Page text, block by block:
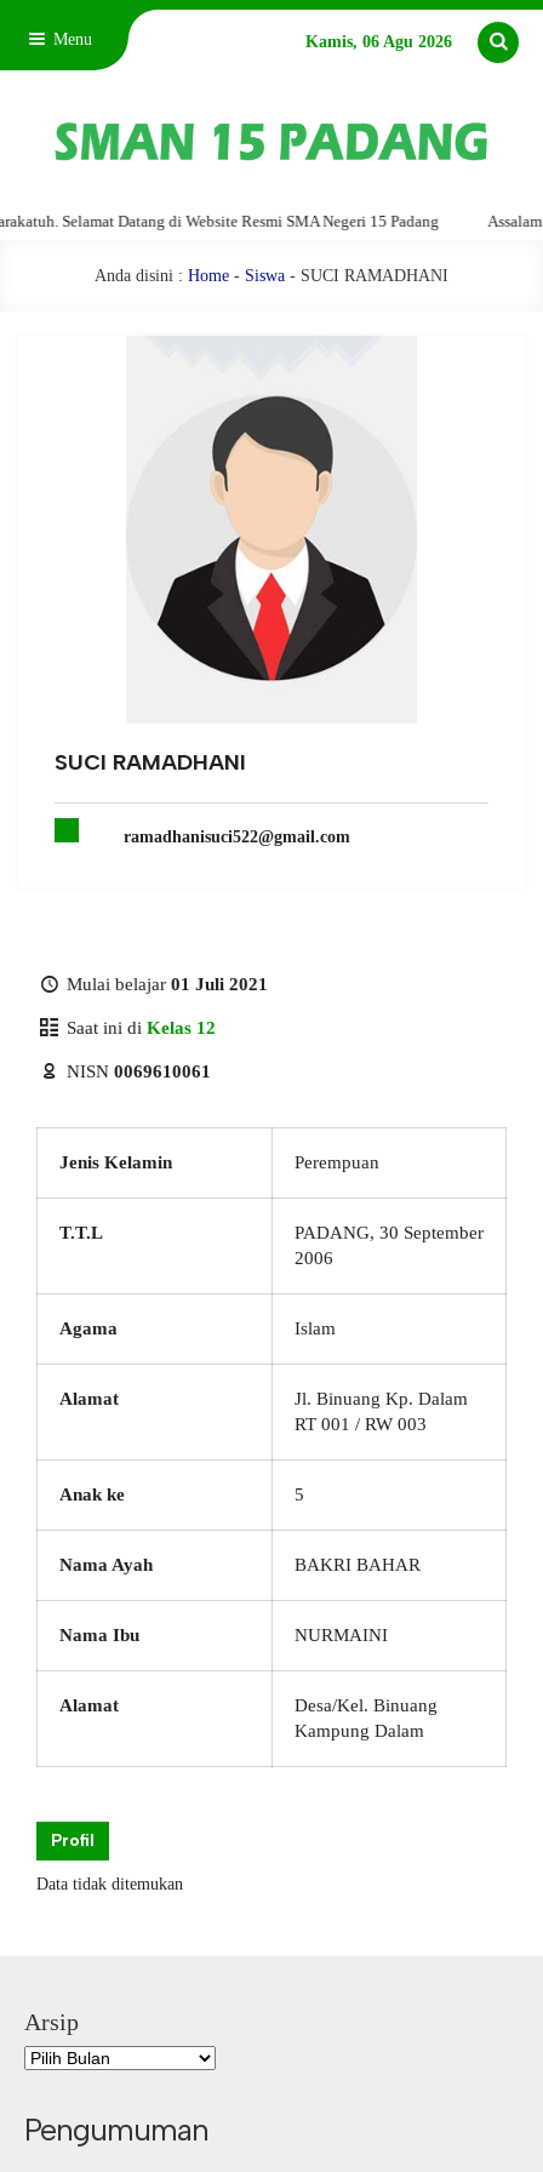
Menu Kamis, 06 Agu 2026
Selamat Datang di Website Resmi SMA Negeri 15 Padang
Anda disini : Home - Siswa - SUCI RAMADHANI
SUCI RAMADHANI
ramadhanisuci522@gmail.com
Mulai belajar 01 Juli 2021
Saat ini di Kelas 12
NISN 0069610061
Jenis Kelamin Perempuan
T.T.L
PADANG, 30 September
2006
Agama Islam
Alamat
Jl. Binuang Kp. Dalam
RT 001 / RW 003
Anak ke 5
Nama Ayah BAKRI BAHAR
Nama Ibu NURMAINI
Alamat
Desa/Kel. Binuang
Kampung Dalam
Profil
Data tidak ditemukan
Arsip
Pengumuman